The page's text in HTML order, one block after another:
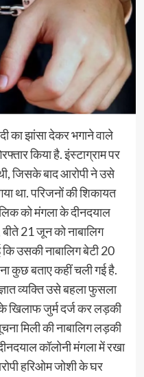
का झांसा देकर भगाने वाले
किया है. इंस्टाग्राम पर
जिसके बाद आरोपी ने उसे
था. परिजनों की शिकायत
को मंगला के दीनदयाल
21 जून को नाबालिग
कि उसकी नाबालिग बेटी 20
कुछ बताए कहीं चली गई है.
व्यक्ति उसे बहला फुसला
खिलाफ जुर्म दर्ज कर लड़की
मिली की नाबालिग लड़की
कॉलोनी मंगला में रखा
हरिओम जोशी के घर